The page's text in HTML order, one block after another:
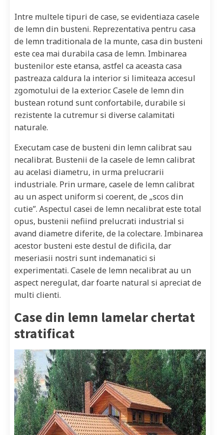
Intre multele tipuri de case, se evidentiaza casele
de lemn din busteni. Reprezentativa pentru casa
de lemn traditionala de la munte, casa din busteni
este cea mai durabila casa de lemn. Imbinarea
bustenilor este etansa, astfel ca aceasta casa
pastreaza caldura la interior si limiteaza accesul
zgomotului de la exterior. Casele de lemn din
bustean rotund sunt confortabile, durabile si
rezistente la cutremur si diverse calamitati
naturale.
Executam case de busteni din lemn calibrat sau
necalibrat. Bustenii de la casele de lemn calibrat
au acelasi diametru, in urma prelucrarii
industriale. Prin urmare, casele de lemn calibrat
au un aspect uniform si coerent, de „scos din
cutie”. Aspectul casei de lemn necalibrat este total
opus, bustenii nefiind prelucrati industrial si
avand diametre diferite, de la colectare. Imbinarea
acestor busteni este destul de dificila, dar
meseriasii nostri sunt indemanatici si
experimentati. Casele de lemn necalibrat au un
aspect neregulat, dar foarte natural si apreciat de
multi clienti.
Case din lemn lamelar chertat
stratificat